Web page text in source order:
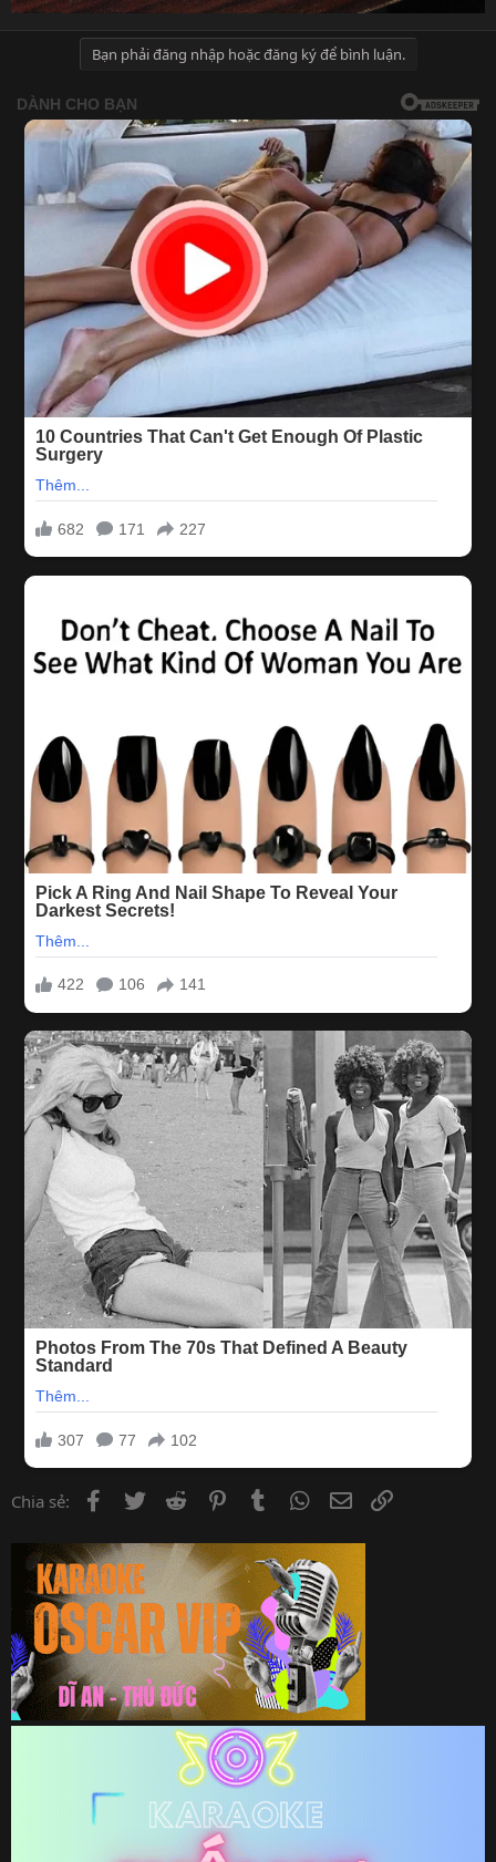
Bạn phải đăng nhập hoặc đăng ký để bình luận.
Chia sẻ: Facebook
Twitter Reddit PinterestTumblr WhatsApp
Email